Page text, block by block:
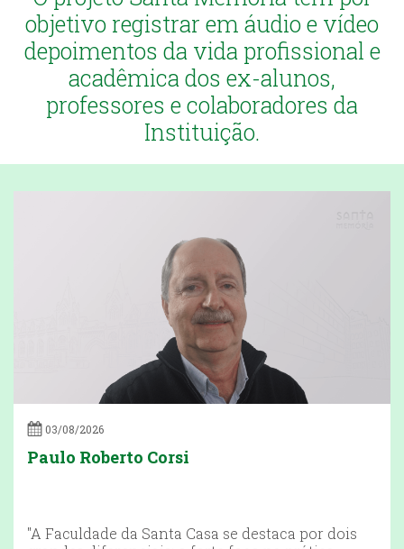
objetivo registrar em áudio e vídeo
depoimentos da vida profissional e
acadêmica dos ex-alunos,
professores e colaboradores da
Instituição.
03/08/2026
Paulo Roberto Corsi
"A Faculdade da Santa Casa se destaca por dois